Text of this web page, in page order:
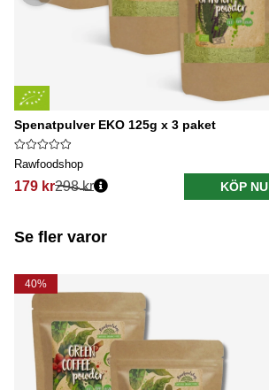
Spenatpulver EKO 125g x 3 paket
Rawfoodshop
179 kr298 kr KÖP NU
Se fler varor
40%